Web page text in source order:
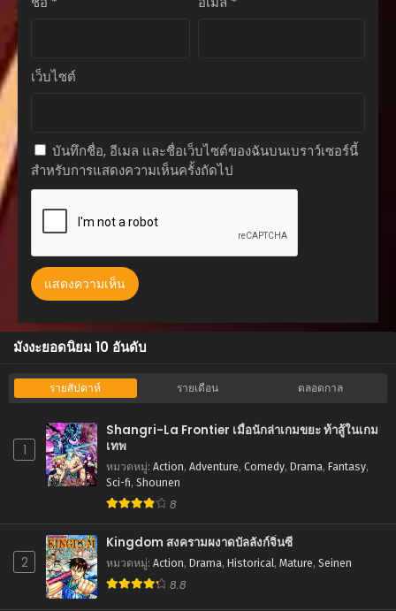
ตอนที่ 79
สิงหาคม 5, 2025
ตอนที่ 76
สิงหาคม 5, 2025
ตอนที่ 75
ตอนที่ 74
ตอนที่ 73
สิงหาคม 5, 2025
ตอนที่ 72
ตอนที่ 71
สิงหาคม 5, 2025
สิงหาคม 5, 2025
ตอนที่ 69
สิงหาคม 5, 2025
ตอนที่ 68
เว็บไซต์
บันทึกชื่อ, อีเมล และชื่อเว็บไซต์ของฉันบนเบราว์เซอร์นี้
สำหรับการแสดงความเห็นครั้งถัดไป
มังงะยอดนิยม 10 อันดับ
รายสัปดาห์ รายเดือน ตลอดกาล
1
Shangri-La Frontier เมื่อนักล่าเกมขยะ ท้าสู้ในเกม
เทพ
หมวดหมู่: Action, Adventure, Comedy, Drama, Fantasy,
Sci-fi, Shounen
8
2
Kingdom สงครามผงาดบัลลังก์จิ๋นซี
หมวดหมู่: Action, Drama, Historical, Mature, Seinen
8.8